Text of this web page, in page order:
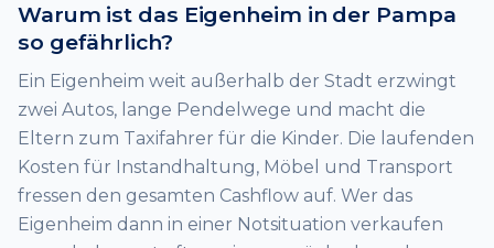
Warum ist das Eigenheim in der Pampa
so gefährlich?
Ein Eigenheim weit außerhalb der Stadt erzwingt
zwei Autos, lange Pendelwege und macht die
Eltern zum Taxifahrer für die Kinder. Die laufenden
Kosten für Instandhaltung, Möbel und Transport
fressen den gesamten Cashflow auf. Wer das
Eigenheim dann in einer Notsituation verkaufen